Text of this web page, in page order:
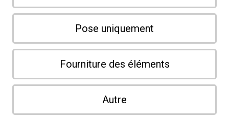
Pose uniquement
Fourniture des éléments
Autre